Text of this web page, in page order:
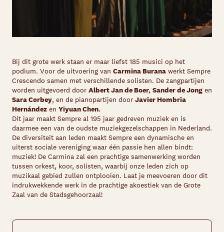
Bij dit grote werk staan er maar liefst 185 musici op het
podium. Voor de uitvoering van Carmina Burana werkt Sempre
Crescendo samen met verschillende solisten. De zangpartijen
worden uitgevoerd door Albert Jan de Boer, Sander de Jong en
Sara Corbey, en de pianopartijen door Javier Hombria
Hernández en Yiyuan Chen.
Dit jaar maakt Sempre al 195 jaar gedreven muziek en is
daarmee een van de oudste muziekgezelschappen in Nederland.
De diversiteit aan leden maakt Sempre een dynamische en
uiterst sociale vereniging waar één passie hen allen bindt:
muziek! De Carmina zal een prachtige samenwerking worden
tussen orkest, koor, solisten, waarbij onze leden zich op
muzikaal gebied zullen ontplooien. Laat je meevoeren door dit
indrukwekkende werk in de prachtige akoestiek van de Grote
Zaal van de Stadsgehoorzaal!